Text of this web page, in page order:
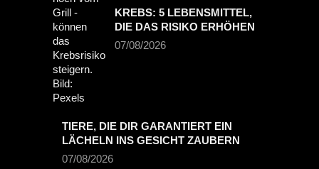
KREBS: 5 LEBENSMITTEL,
DIE DAS RISIKO ERHÖHEN
07/08/2026
TIERE, DIE DIR GARANTIERT EIN
LÄCHELN INS GESICHT ZAUBERN
07/08/2026